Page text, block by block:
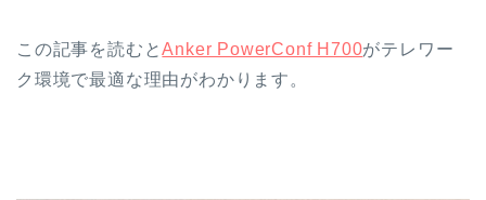
この記事を読むとAnker PowerConf H700がテレワー
ク環境で最適な理由がわかります。